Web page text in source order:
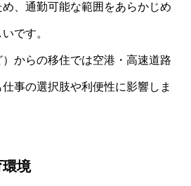
、通勤可能な範囲をあらかじめ
です。
からの移住では空港・高速道路
事の選択肢や利便性に影響しま
境